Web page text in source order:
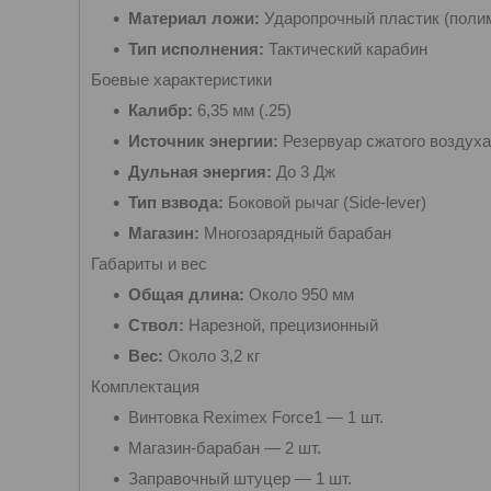
Материал ложи: Ударопрочный пластик
Тип исполнения: Тактический карабин
Боевые характеристики
Калибр: 6,35 мм (.25)
Источник энергии: Резервуар сжатого воздуха
Дульная энергия: До 3 Дж
Тип взвода: Боковой рычаг (Side-lever)
Магазин: Многозарядный барабан
Габариты и вес
Общая длина: Около 950 мм
Ствол: Нарезной, прецизионный
Вес: Около 3,2 кг
Комплектация
Винтовка Reximex Force1 — 1 шт.
Магазин-барабан — 2 шт.
Заправочный штуцер — 1 шт.